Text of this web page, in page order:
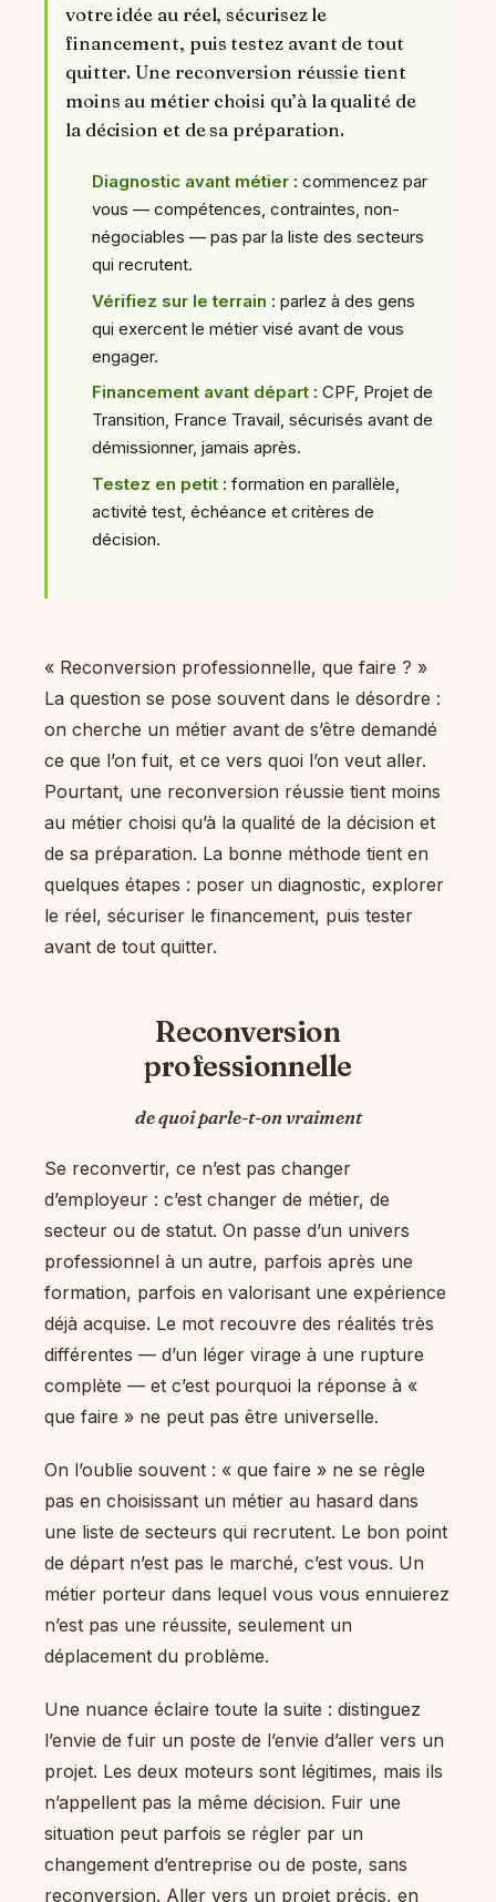
votre idée au réel, sécurisez le
financement, puis testez avant de tout
quitter. Une reconversion réussie tient
moins au métier choisi qu’à la qualité de
la décision et de sa préparation.
Diagnostic avant métier : commencez par
vous — compétences, contraintes, non-
négociables — pas par la liste des secteurs
qui recrutent.
Vérifiez sur le terrain : parlez à des gens
qui exercent le métier visé avant de vous
engager.
Financement avant départ : CPF, Projet de
Transition, France Travail, sécurisés avant de
démissionner, jamais après.
Testez en petit : formation en parallèle,
activité test, échéance et critères de
décision.
« Reconversion professionnelle, que faire ? »
La question se pose souvent dans le désordre :
on cherche un métier avant de s’être demandé
ce que l’on fuit, et ce vers quoi l’on veut aller.
Pourtant, une reconversion réussie tient moins
au métier choisi qu’à la qualité de la décision et
de sa préparation. La bonne méthode tient en
quelques étapes : poser un diagnostic, explorer
le réel, sécuriser le financement, puis tester
avant de tout quitter.
Reconversion
professionnelle
de quoi parle-t-on vraiment
Se reconvertir, ce n’est pas changer
d’employeur : c’est changer de métier, de
secteur ou de statut. On passe d’un univers
professionnel à un autre, parfois après une
formation, parfois en valorisant une expérience
déjà acquise. Le mot recouvre des réalités très
différentes — d’un léger virage à une rupture
complète — et c’est pourquoi la réponse à «
que faire » ne peut pas être universelle.
On l’oublie souvent : « que faire » ne se règle
pas en choisissant un métier au hasard dans
une liste de secteurs qui recrutent. Le bon point
de départ n’est pas le marché, c’est vous. Un
métier porteur dans lequel vous vous ennuierez
n’est pas une réussite, seulement un
déplacement du problème.
Une nuance éclaire toute la suite : distinguez
l’envie de fuir un poste de l’envie d’aller vers un
projet. Les deux moteurs sont légitimes, mais ils
n’appellent pas la même décision. Fuir une
situation peut parfois se régler par un
changement d’entreprise ou de poste, sans
reconversion. Aller vers un projet précis, en